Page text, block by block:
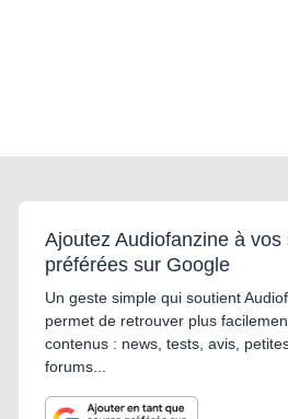
Ajoutez Audiofanzine à vos
préférées sur Google
Un geste simple qui soutient
permet de retrouver plus
contenus : news, tests, avis,
forums...